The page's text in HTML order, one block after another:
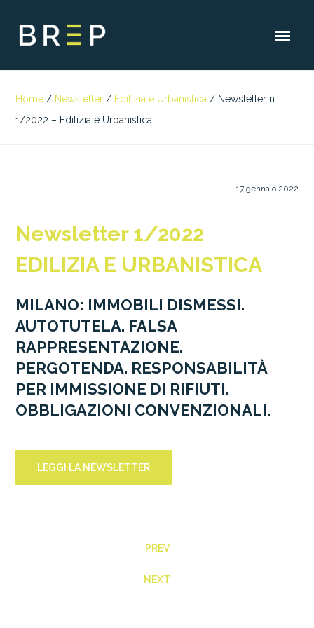
Home / Newsletter / Edilizia e Urbanistica / Newsletter n.
1/2022 – Edilizia e Urbanistica
17 gennaio 2022
Newsletter 1/2022
EDILIZIA E URBANISTICA
MILANO: IMMOBILI DISMESSI.
AUTOTUTELA. FALSA
RAPPRESENTAZIONE.
PERGOTENDA. RESPONSABILITÀ
PER IMMISSIONE DI RIFIUTI.
OBBLIGAZIONI CONVENZIONALI.
LEGGI LA NEWSLETTER
PREV
NEXT